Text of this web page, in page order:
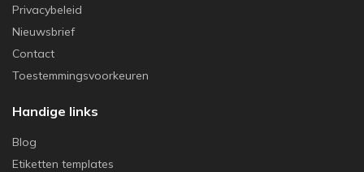
Privacybeleid
Nieuwsbrief
Contact
Toestemmingsvoorkeuren
Handige links
Blog
Etiketten templates